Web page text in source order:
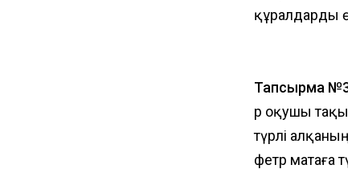
құралдарды
Тапсырма №3
Әр оқушы
түрлі алқаның
фетр матаға